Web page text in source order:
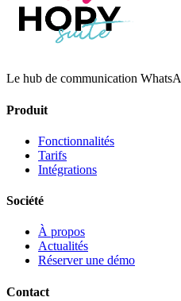
Le hub de communication
Produit
Fonctionnalités
Tarifs
Intégrations
Société
À propos
Actualités
Réserver une démo
Contact